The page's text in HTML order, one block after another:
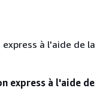
à l'aide de la
express à l'aide de